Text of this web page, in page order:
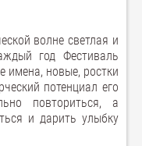
волне светлая и
год Фестиваль
имена, новые, ростки
потенциал его
повториться, а
и дарить улыбку